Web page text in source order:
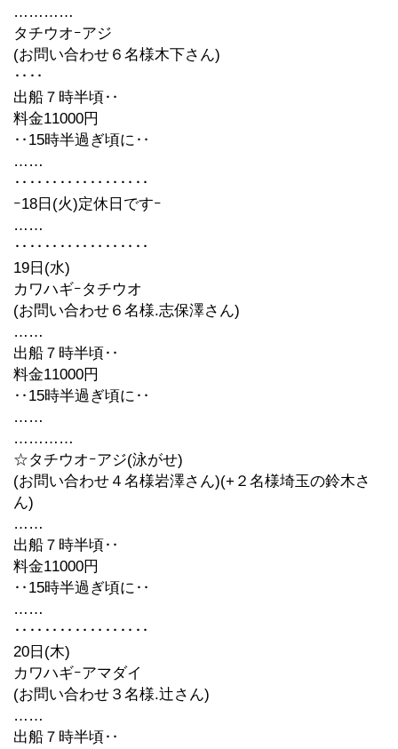
…………
タチウオｰアジ
(お問い合わせ６名様木下さん)
‥‥
出船７時半頃‥
料金11000円
‥15時半過ぎ頃に‥
……
‥‥‥‥‥‥‥‥‥
ｰ18日(火)定休日ですｰ
……
‥‥‥‥‥‥‥‥‥
19日(水)
カワハギｰタチウオ
(お問い合わせ６名様.志保澤さん)
……
出船７時半頃‥
料金11000円
‥15時半過ぎ頃に‥
……
…………
☆タチウオｰアジ(泳がせ)
(お問い合わせ４名様岩澤さん)(+２名様埼玉の鈴木さ
ん)
……
出船７時半頃‥
料金11000円
‥15時半過ぎ頃に‥
……
‥‥‥‥‥‥‥‥‥
20日(木)
カワハギｰアマダイ
(お問い合わせ３名様.辻さん)
……
出船７時半頃‥